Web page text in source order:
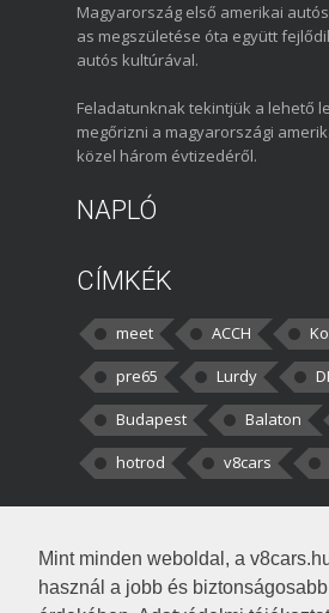
Mint minden weboldal, a
használ a jobb és
Magyarország első amerikai
as megszületése óta együtt
autós kultúrával.
Feladatunknak tekintjük a lehető
megőrizni a magyarországi
közel három évtizedéről.
NAPLÓ
CÍMKÉK
meet ACCH
pre65
Lurdy
Budapest
Balaton
hotrod
v8cars
kortisz:Elszúrtam! Én
darabbaal számoltam. Nem